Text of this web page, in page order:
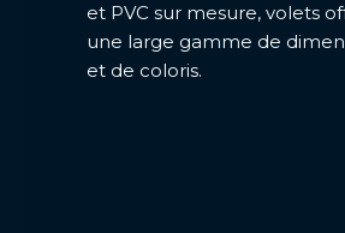
et PVC sur mesure, volets
une large gamme de
et de coloris.